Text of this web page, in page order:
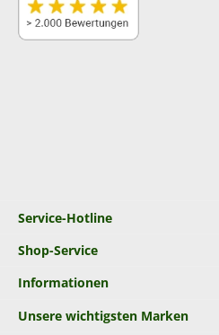
Service-Hotline
Shop-Service
Informationen
Unsere wichtigsten Marken